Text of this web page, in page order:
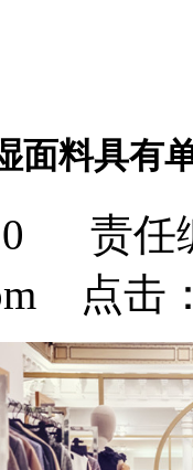
面料具有
责
点击